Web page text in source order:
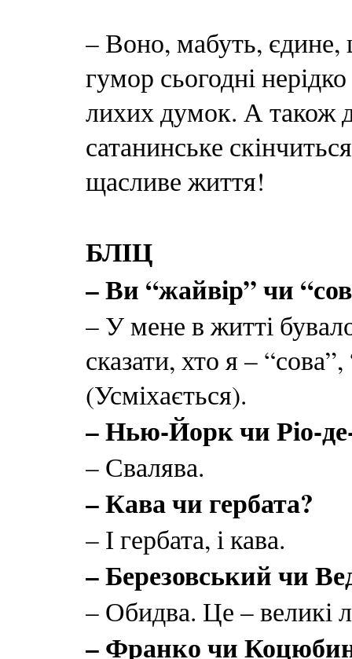
– Воно, мабуть,
гумор сьогодні
лихих думок. А також
сатанинське
щасливе життя!
БЛІЦ
– Ви “жайвір” чи
– У мене в житті
сказати, хто я –
(Усміхається).
– Нью-Йорк чи Ріо-
– Свалява.
– Кава чи гербата?
– І гербата, і кава.
– Березовський чи
– Обидва. Це – великі
– Франко чи